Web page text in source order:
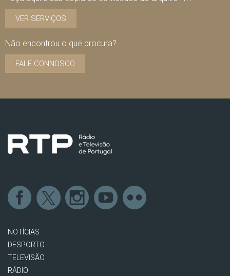
VER SERVIÇOS
Não encontrou o que procura?
FALE CONNOSCO
NOTÍCIAS
DESPORTO
TELEVISÃO
RÁDIO